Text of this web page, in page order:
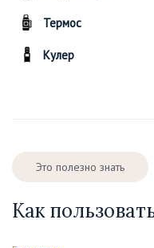
Термос
Кулер
Это полезно знать
Как